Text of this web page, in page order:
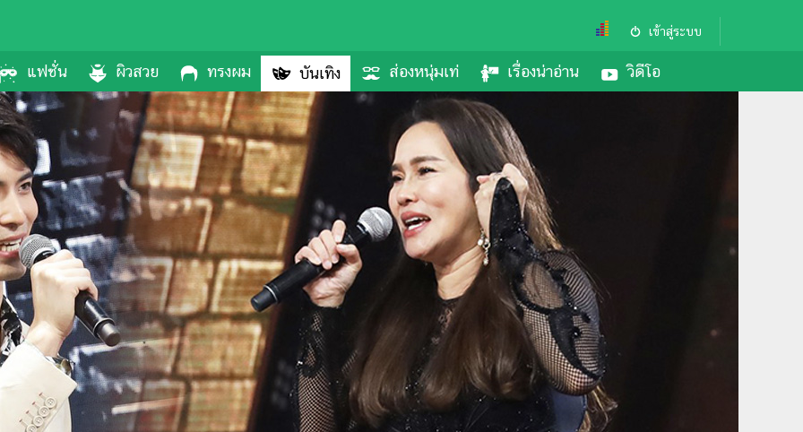
เข้าสู่ระบบ
แฟชั่น ผิวสวย ทรงผม บันเทิง ส่องหนุ่มเท่ เรื่องน่าอ่าน วิดีโอ